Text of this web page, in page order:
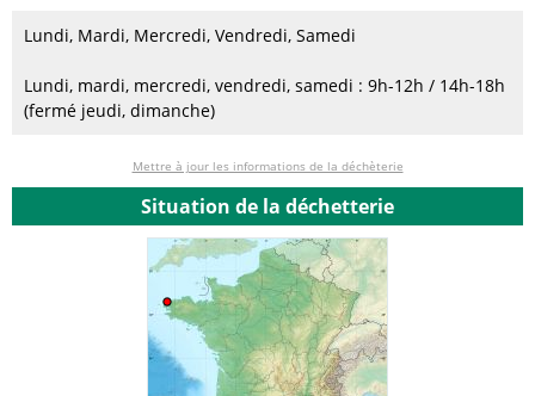
Lundi, Mardi, Mercredi, Vendredi, Samedi
Lundi, mardi, mercredi, vendredi, samedi : 9h-12h / 14h-18h
(fermé jeudi, dimanche)
Mettre à jour les informations de la déchèterie
Situation de la déchetterie